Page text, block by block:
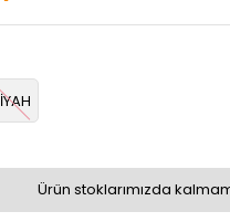
Ürün stoklarımızda